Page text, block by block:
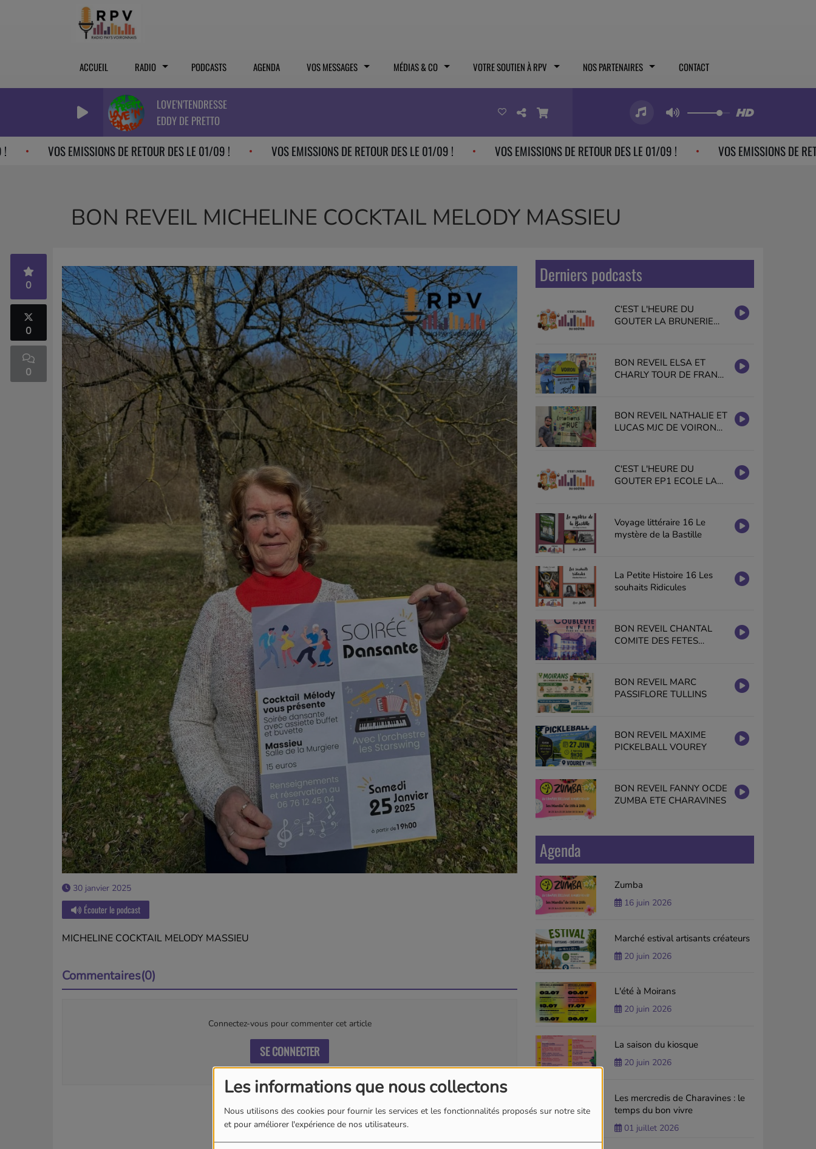
Les informations que nous collectons
Nous utilisons des cookies pour fournir les services et les fonctionnalités proposés sur notre site
et pour améliorer l'expérience de nos utilisateurs.
ACCUEIL RADIO PODCASTS AGENDA VOS MESSAGES MÉDIAS & CO VOTRE SOUTIEN À RPV NOS PARTENAIRES CONTACT
LOVE'N'TENDRESSE
EDDY DE PRETTO
VOS EMISSIONS DE RETOUR DES LE 01/09 ! VOS EMISSIONS DE RETOUR DES LE 01/09 ! VOS EMISSIONS DE RETOUR DES LE 01/09 ! VOS EMISSIONS DE RETOUR
BON REVEIL MICHELINE COCKTAIL MELODY MASSIEU
0
0
0
30 janvier 2025
Écouter le podcast
MICHELINE COCKTAIL MELODY MASSIEU
Commentaires(0)
Connectez-vous pour commenter cet article
SE CONNECTER
Derniers podcasts
C'EST L'HEURE DU
GOUTER LA BRUNERIE
BON REVEIL ELSA ET
CHARLY TOUR DE FRANCE
BON REVEIL NATHALIE ET
LUCAS MJC DE VOIRON
C'EST L'HEURE DU
GOUTER EP1 ECOLE LA
Voyage littéraire 16 Le
mystère de la Bastille
La Petite Histoire 16 Les
souhaits Ridicules
BON REVEIL CHANTAL
COMITE DES FETES
BON REVEIL MARC
PASSIFLORE TULLINS
BON REVEIL MAXIME
PICKELBALL VOUREY
BON REVEIL FANNY OCDE
ZUMBA ETE CHARAVINES
Agenda
Zumba
16 juin 2026
Marché estival artisants créateurs
20 juin 2026
L'été à Moirans
20 juin 2026
La saison du kiosque
20 juin 2026
Les mercredis de Charavines : le
temps du bon vivre
01 juillet 2026